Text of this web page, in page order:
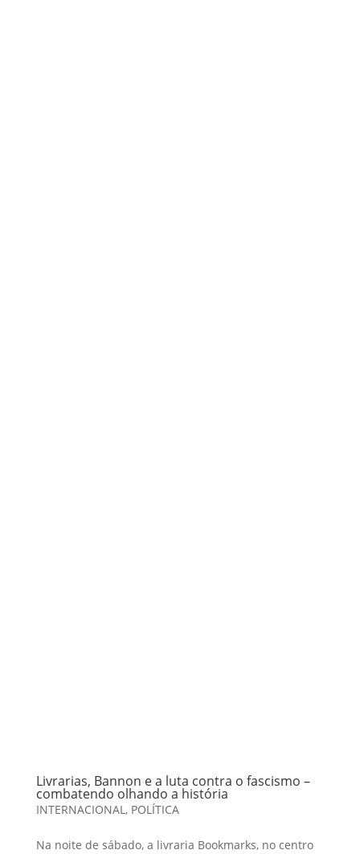
Livrarias, Bannon e a luta contra o fascismo –
combatendo olhando a história
INTERNACIONAL, POLÍTICA
Na noite de sábado, a livraria Bookmarks, no centro